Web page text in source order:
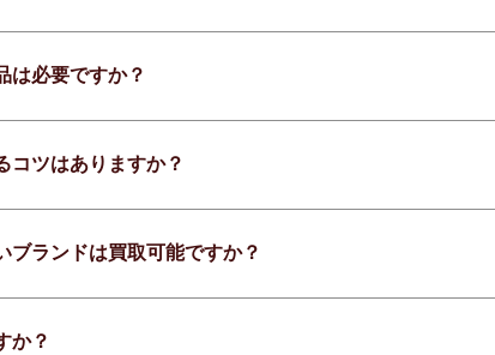
は必要ですか？
コツはありますか？
ブランドは買取可能ですか？
か？